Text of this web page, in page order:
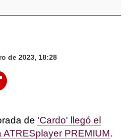
de 2023, 18:28
de 'Cardo' llegó el
PREMIUM.